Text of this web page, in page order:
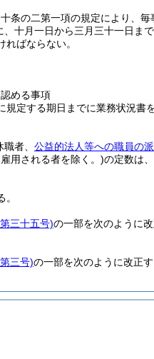
条の二第一項の規定により、
十月一日から三月三十一日ま
ばならない。
める事項
規定する期日までに業務状況書
職者、 公益的法人等への職員の
用される者を除く。)の定数は
三十五号)の一部を次のように改
三号)の一部を次のように改正す